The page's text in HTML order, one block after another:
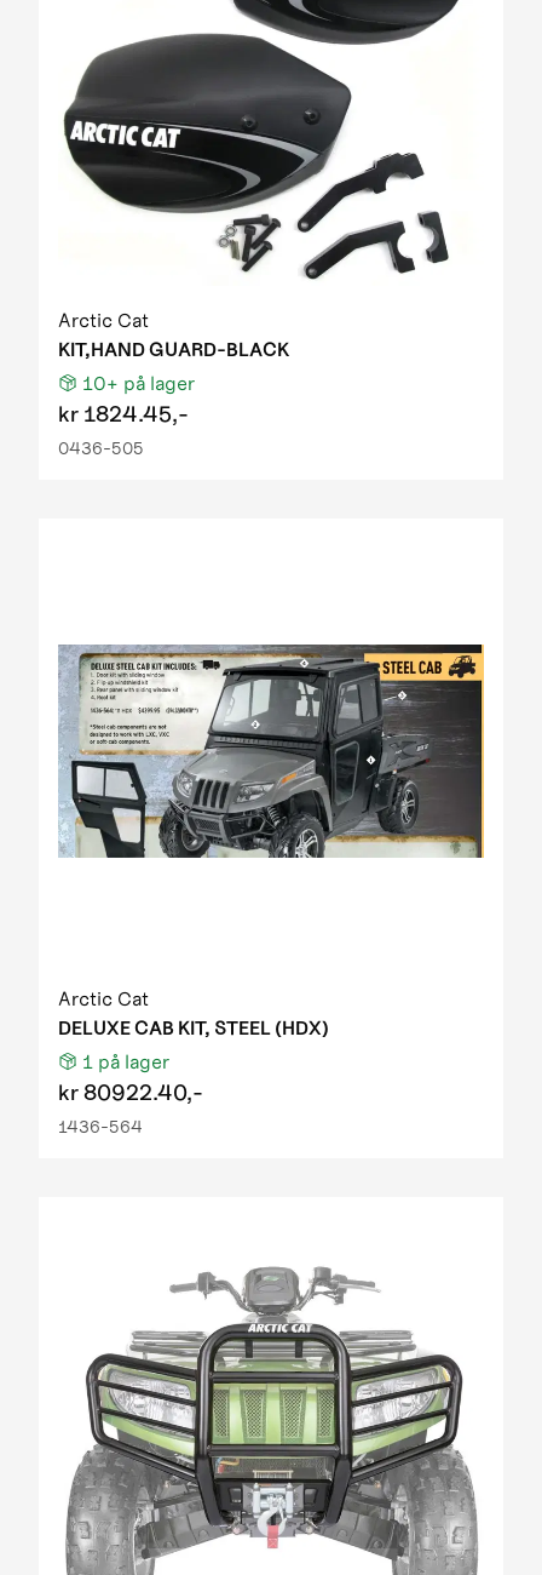
Arctic Cat
KIT,HAND GUARD-BLACK
10+ på lager
kr 1824.45,-
0436-505
Arctic Cat
DELUXE CAB KIT, STEEL (HDX)
1 på lager
kr80922.40,-
1436-564